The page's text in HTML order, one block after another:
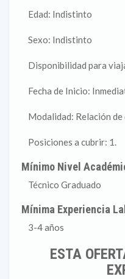
Edad: Indistinto
Sexo: Indistinto
Disponibilidad para
Fecha de Inicio:
Modalidad: Relación de
Posiciones a cubrir: 1.
Mínimo Nivel
Técnico Graduado
Mínima Experiencia
3-4 años
ESTA